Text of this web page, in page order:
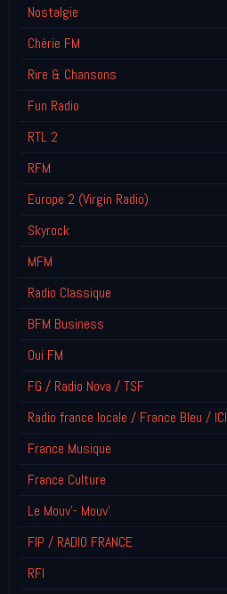
Nostalgie
Chérie FM
Rire & Chansons
Fun Radio
RTL 2
RFM
Europe 2 (Virgin Radio)
Skyrock
MFM
Radio Classique
BFM Business
Oui FM
FG / Radio Nova / TSF
Radio france locale / France Bleu / ICI
France Musique
France Culture
Le Mouv'- Mouv'
FIP / RADIO FRANCE
RFI